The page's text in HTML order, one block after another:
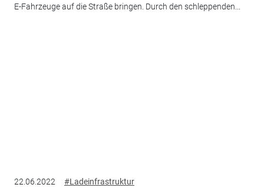
E-Fahrzeuge auf die Straße bringen. Durch den schleppenden...
22.06.2022 #Ladeinfrastruktur